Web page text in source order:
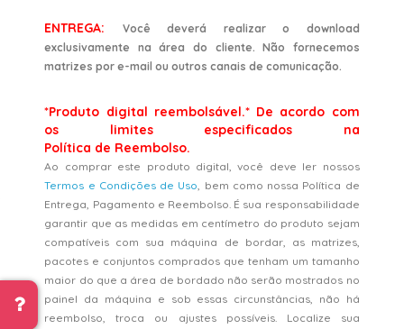
ENTREGA:
Você deverá realizar o download
exclusivamente na área do cliente. Não fornecemos
matrizes por e-mail ou outros canais de comunicação.
*Produto digital reembolsável.* De acordo com
os limites especificados na
Política de Reembolso.
Ao comprar este produto digital, você deve ler nossos
Termos e Condições de Uso, bem como nossa Política de
Entrega, Pagamento e Reembolso. É sua responsabilidade
garantir que as medidas em centímetro do produto sejam
compatíveis com sua máquina de bordar, as matrizes,
pacotes e conjuntos comprados que tenham um tamanho
maior do que a área de bordado não serão mostrados no
painel da máquina e sob essas circunstâncias, não há
reembolso, troca ou ajustes possíveis. Localize sua